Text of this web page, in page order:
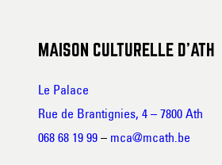
MAISON CULTURELLE D’ATH
Le Palace
Rue de Brantignies, 4 – 7800 Ath
068 68 19 99 – mca@mcath.be